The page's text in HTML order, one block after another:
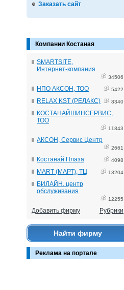
Заказать сайт
Компании Костаная
SMARTSITE,
Интернет-компания
34506
НПО АКСОН, ТОО 5422
RELAX KST (РЕЛАКС) 8340
КОСТАНАЙШИНСЕРВИС,
ТОО
11843
АКСОН, Сервис Центр
2661
Костанай Плаза 4098
MART (МАРТ), ТЦ 13204
БИЛАЙН, центр
обслуживания
12255
Добавить фирму Рубрики
Найти фирму
Реклама на портале